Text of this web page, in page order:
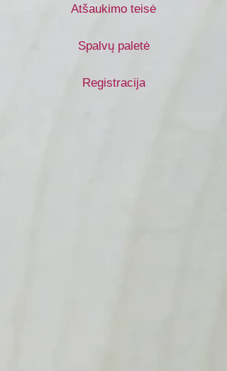
Atšaukimo teisė
Spalvų paletė
Registracija